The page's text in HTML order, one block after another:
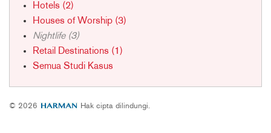
Hotels (2)
Houses of Worship (3)
Nightlife (3)
Retail Destinations (1)
Semua Studi Kasus
© 2026 Hak cipta dilindungi.